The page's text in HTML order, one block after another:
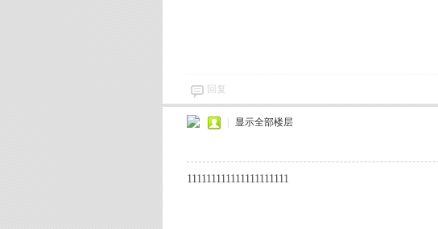
回复
显示全部楼层
111111111111111111111